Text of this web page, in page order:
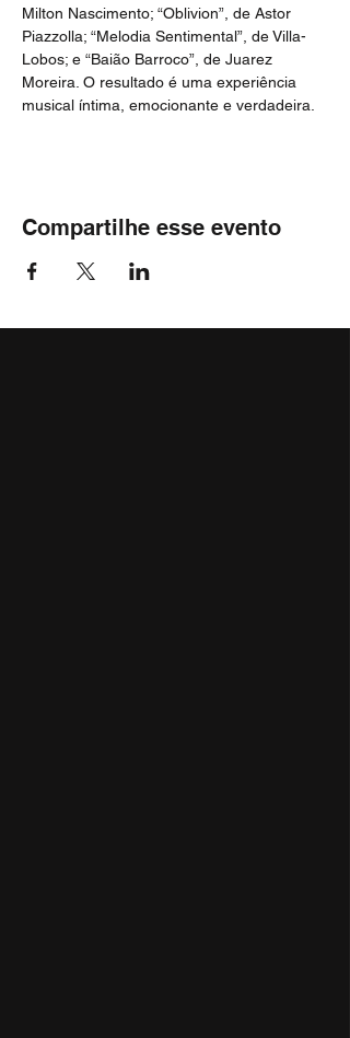
Milton Nascimento; “Oblivion”, de Astor
Piazzolla; “Melodia Sentimental”, de Villa-
Lobos; e “Baião Barroco”, de Juarez
Moreira. O resultado é uma experiência
musical íntima, emocionante e verdadeira.
Compartilhe esse evento